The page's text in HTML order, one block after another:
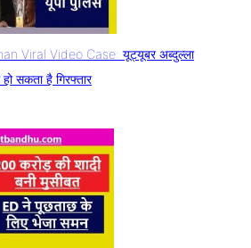
Viral Video Case: यूट्यूबर अब्दुल्ला
सकता है गिरफ्तार